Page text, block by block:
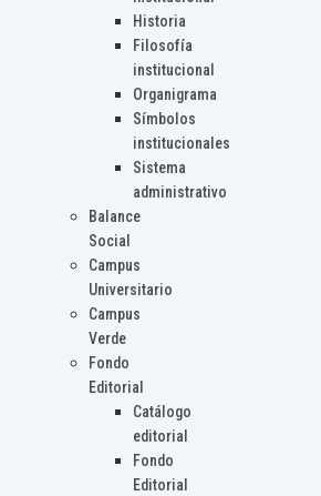
Historia
Filosofía
institucional
Organigrama
Símbolos
institucionales
Sistema
administrativo
Balance
Social
Campus
Universitario
Campus
Verde
Fondo
Editorial
Catálogo
editorial
Fondo
Editorial